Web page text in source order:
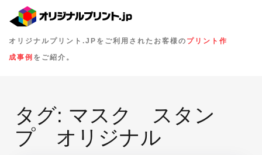
オリジナルプリント.JPをご利用されたお客様の プリント作
成事例 をご紹介。
タグ: マスク スタン
プ オリジナル